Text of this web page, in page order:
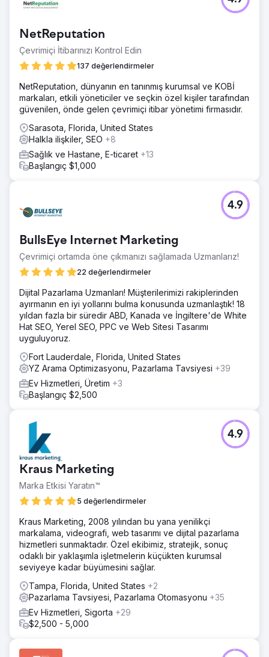
NetReputation
Çevrimiçi İtibarınızı Kontrol Edin
137 değerlendirmeler
NetReputation, dünyanın en tanınmış kurumsal ve KOBİ
markaları, etkili yöneticiler ve seçkin özel kişiler tarafından
güvenilen, önde gelen çevrimiçi itibar yönetimi firmasıdır.
Sarasota, Florida, United States
Halkla ilişkiler, SEO +8
Sağlık ve Hastane, E-ticaret +13
Başlangıç $1,000
BullsEye Internet Marketing
Çevrimiçi ortamda öne çıkmanızı sağlamada Uzmanlarız!
22 değerlendirmeler
4.9
Dijital Pazarlama Uzmanları! Müşterilerimizi rakiplerinden
ayırmanın en iyi yollarını bulma konusunda uzmanlaştık! 18
yıldan fazla bir süredir ABD, Kanada ve İngiltere'de White
Hat SEO, Yerel SEO, PPC ve Web Sitesi Tasarımı
uyguluyoruz.
Fort Lauderdale, Florida, United States
YZ Arama Optimizasyonu, Pazarlama Tavsiyesi +39
Ev Hizmetleri, Üretim +3
Başlangıç $2,500
Kraus Marketing
Marka Etkisi Yaratın™
5 değerlendirmeler
4.9
Kraus Marketing, 2008 yılından bu yana yenilikçi
markalama, videografi, web tasarımı ve dijital pazarlama
hizmetleri sunmaktadır. Özel ekibimiz, stratejik, sonuç
odaklı bir yaklaşımla işletmelerin küçükten kurumsal
seviyeye kadar büyümesini sağlar.
Tampa, Florida, United States +2
Pazarlama Tavsiyesi, Pazarlama Otomasyonu +35
Ev Hizmetleri, Sigorta +29
$2,500 - 5,000